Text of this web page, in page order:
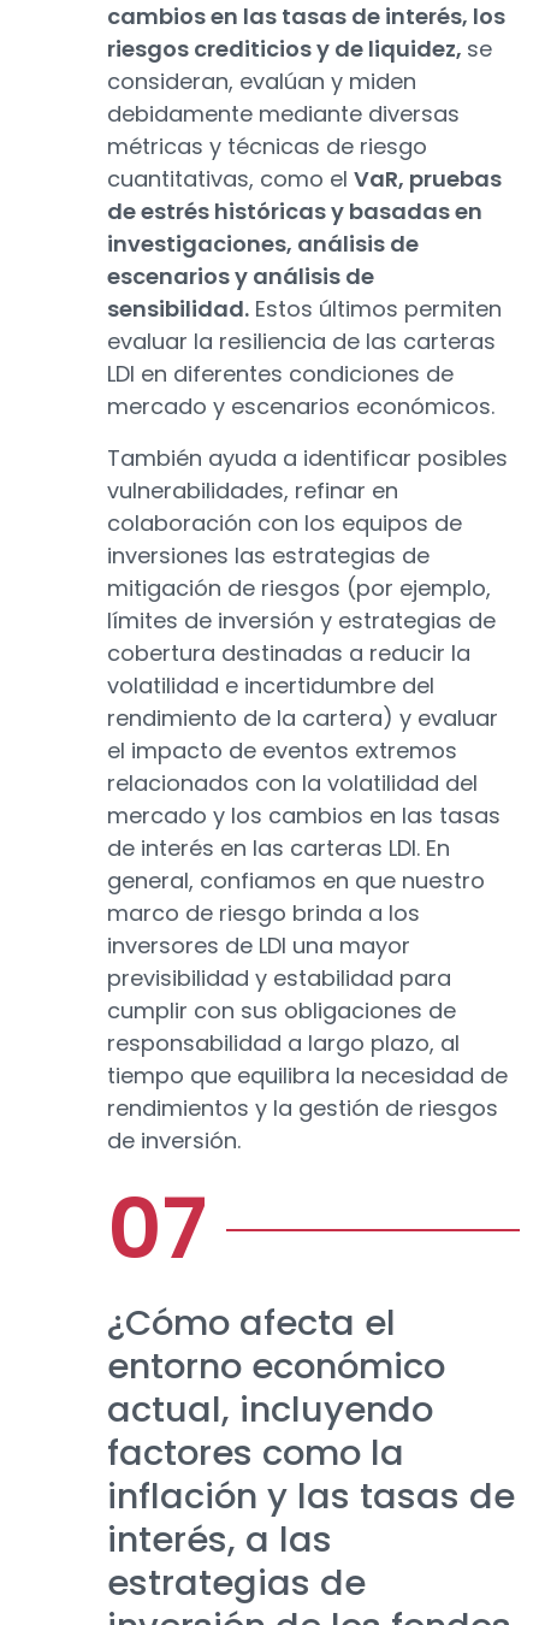
cambios en las tasas de interés, los
riesgos crediticios y de liquidez, se
consideran, evalúan y miden
debidamente mediante diversas
métricas y técnicas de riesgo
cuantitativas, como el VaR, pruebas
de estrés históricas y basadas en
investigaciones, análisis de
escenarios y análisis de
sensibilidad. Estos últimos permiten
evaluar la resiliencia de las carteras
LDI en diferentes condiciones de
mercado y escenarios económicos.
También ayuda a identificar posibles
vulnerabilidades, refinar en
colaboración con los equipos de
inversiones las estrategias de
mitigación de riesgos (por ejemplo,
límites de inversión y estrategias de
cobertura destinadas a reducir la
volatilidad e incertidumbre del
rendimiento de la cartera) y evaluar
el impacto de eventos extremos
relacionados con la volatilidad del
mercado y los cambios en las tasas
de interés en las carteras LDI. En
general, confiamos en que nuestro
marco de riesgo brinda a los
inversores de LDI una mayor
previsibilidad y estabilidad para
cumplir con sus obligaciones de
responsabilidad a largo plazo, al
tiempo que equilibra la necesidad de
rendimientos y la gestión de riesgos
de inversión.
¿Cómo afecta el
entorno económico
actual, incluyendo
factores como la
inflación y las tasas de
interés, a las
estrategias de